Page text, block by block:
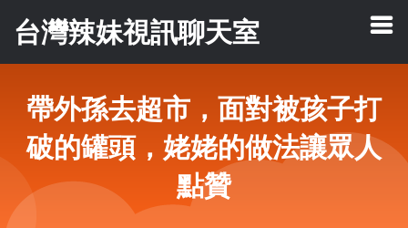
台灣辣妹視訊聊天室
帶外孫去超市，面對被孩子打
破的罐頭，姥姥的做法讓眾人
點贊